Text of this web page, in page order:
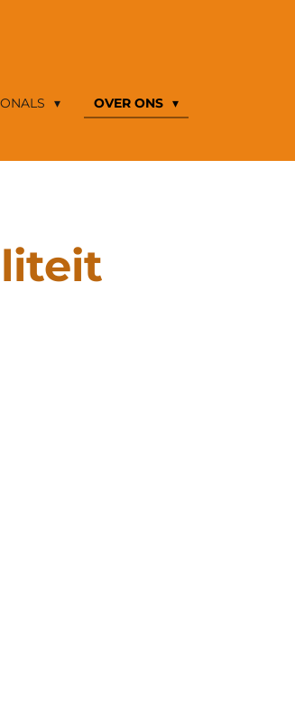
OVER ONS